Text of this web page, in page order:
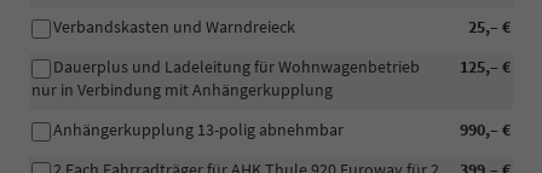
25,– €
Verbandskasten und Warndreieck
125,– €
Dauerplus und Ladeleitung für Wohnwagenbetrieb
nur in Verbindung mit Anhängerkupplung
990,– €
Anhängerkupplung 13-polig abnehmbar